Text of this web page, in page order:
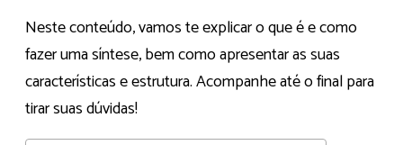
Neste conteúdo, vamos te explicar o que é e como
fazer uma síntese, bem como apresentar as suas
características e estrutura. Acompanhe até o final para
tirar suas dúvidas!